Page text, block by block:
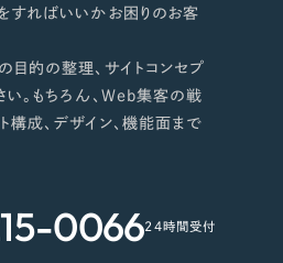
すればいいかお困りのお客
的の整理、サイトコンセプ
い。もちろん、Web集客の戦
成、デザイン、機能面まで
006624時間受付